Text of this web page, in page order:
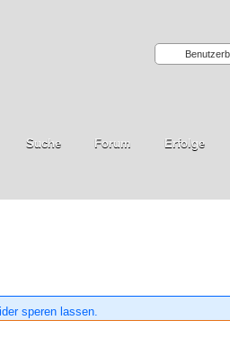
Suche Forum Erfolge
speren lassen.